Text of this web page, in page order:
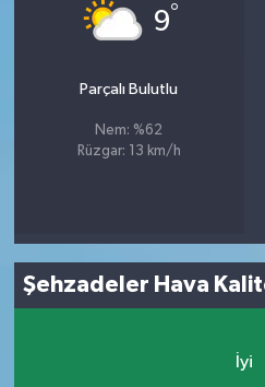
9°
Parçalı Bulutlu
Nem: %62
Rüzgar: 13 km/h
Şehzadeler Hava
İyi